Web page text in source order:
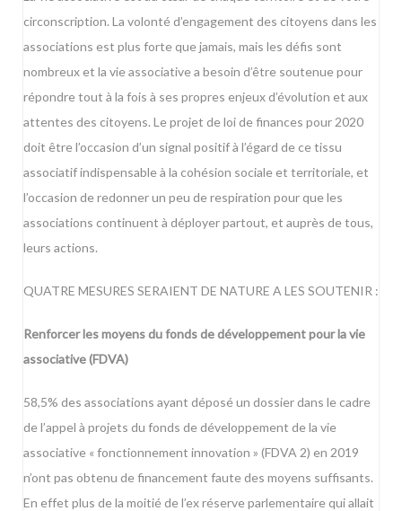
circonscription. La volonté d’engagement des citoyens dans les
associations est plus forte que jamais, mais les défis sont
nombreux et la vie associative a besoin d’être soutenue pour
répondre tout à la fois à ses propres enjeux d’évolution et aux
attentes des citoyens. Le projet de loi de finances pour 2020
doit être l’occasion d’un signal positif à l’égard de ce tissu
associatif indispensable à la cohésion sociale et territoriale, et
l’occasion de redonner un peu de respiration pour que les
associations continuent à déployer partout, et auprès de tous,
leurs actions.
QUATRE MESURES SERAIENT DE NATURE A LES SOUTENIR :
Renforcer les moyens du fonds de développement pour la vie
associative (FDVA)
58,5% des associations ayant déposé un dossier dans le cadre
de l’appel à projets du fonds de développement de la vie
associative « fonctionnement innovation » (FDVA 2) en 2019
n’ont pas obtenu de financement faute des moyens suffisants.
En effet plus de la moitié de l’ex réserve parlementaire qui allait